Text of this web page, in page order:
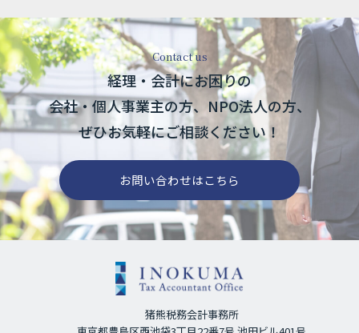
Contact us
経理・会計にお困りの
会社・個人事業主の方、 NPO法人の方、
ぜひお気軽にご相談ください！
お問い合わせはこちら
猪熊税務会計事務所